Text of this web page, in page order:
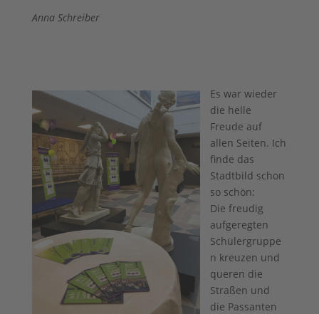
Anna Schreiber
Es war wieder
die helle
Freude auf
allen Seiten. Ich
finde das
Stadtbild schon
so schön:
Die freudig
aufgeregten
Schülergruppe
n kreuzen und
queren die
Straßen und
die Passanten